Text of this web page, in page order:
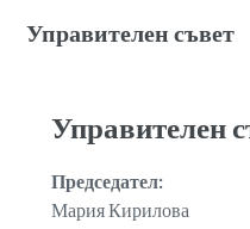
Управителен съвет
Управителен
Председател:
Мария Кирилова